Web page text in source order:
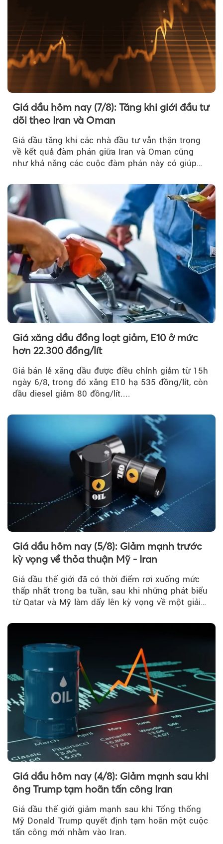
Giá dầu hôm nay (7/8): Tăng khi giới đầu tư
dõi theo Iran và Oman
Giá dầu tăng khi các nhà đầu tư vẫn thận trọng
về kết quả đàm phán giữa Iran và Oman cũng
như khả năng các cuộc đàm phán này có giúp
Hormuz hay không.
Giá xăng dầu đồng loạt giảm, E10 ở mức
hơn 22.300 đồng/lít
Giá bán lẻ xăng dầu được điều chỉnh giảm từ 15h
ngày 6/8, trong đó xăng E10 hạ 535 đồng/lít, còn
dầu diesel giảm 80 đồng/lít....
Giá dầu hôm nay (5/8): Giảm mạnh trước
kỳ vọng về thỏa thuận Mỹ - Iran
Giá dầu thế giới đã có thời điểm rơi xuống mức
thấp nhất trong ba tuần, sau khi những phát biểu
từ Qatar và Mỹ làm dấy lên kỳ vọng về một giải
Iran.
Giá dầu hôm nay (4/8): Giảm mạnh sau khi
ông Trump tạm hoãn tấn công Iran
Giá dầu thế giới giảm mạnh sau khi Tổng thống
Mỹ Donald Trump quyết định tạm hoãn một cuộc
tấn công mới nhằm vào Iran.